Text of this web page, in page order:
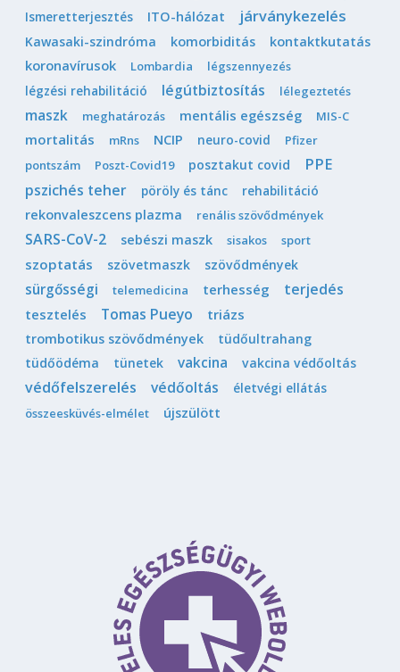
Ismeretterjesztés ITO-hálózat járványkezelés
Kawasaki-szindróma komorbiditás kontaktkutatás
koronavírusok Lombardia légszennyezés
légzési rehabilitáció légútbiztosítás lélegeztetés
maszk meghatározás mentális egészség MIS-C
mortalitás mRns NCIP neuro-covid
Pfizer
pontszám
Poszt-Covid19 posztakut covid
PPE
pszichés teher
pöröly és tánc
rehabilitáció
rekonvaleszcens plazma
renális szövődmények
SARS-CoV-2 sebészi maszk sisakos sport
szoptatás szövetmaszk szövődmények
sürgősségi telemedicina terhesség terjedés
tesztelés Tomas Pueyo triázs
trombotikus szövődmények
tüdőultrahang
tüdőödéma
tünetek vakcina vakcina védőoltás
védőfelszerelés védőoltás életvégi ellátás
összeesküvés-elmélet újszülött